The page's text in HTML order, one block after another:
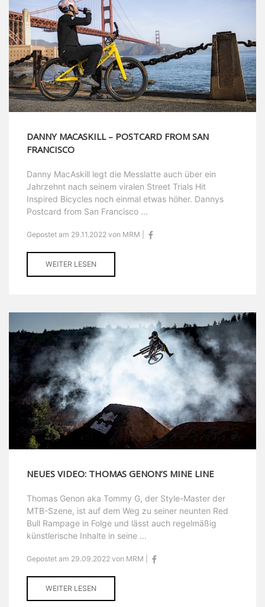
DANNY MACASKILL – POSTCARD FROM SAN
FRANCISCO
Danny MacAskill legt die Messlatte auch über ein
Jahrzehnt nach seinem viralen Street Trials Hit
Inspired Bicycles noch einmal etwas höher. Dannys
Postcard from San Francisco ...
Gepostet am 29.11.2022 von MRM |
WEITER LESEN
NEUES VIDEO: THOMAS GENON’S MINE LINE
Thomas Genon aka Tommy G, der Style-Master der
MTB-Szene, ist auf dem Weg zu seiner neunten Red
Bull Rampage in Folge und lässt auch regelmäßig
künstlerische Inhalte in seine ...
Gepostet am 29.09.2022 von MRM |
WEITER LESEN